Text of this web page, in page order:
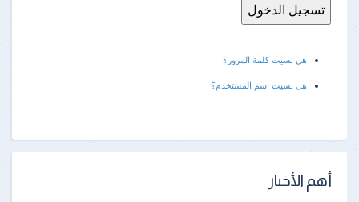
هل نسيت كلمة المرور؟
هل نسيت اسم المستخدم؟
أهم الأخبار